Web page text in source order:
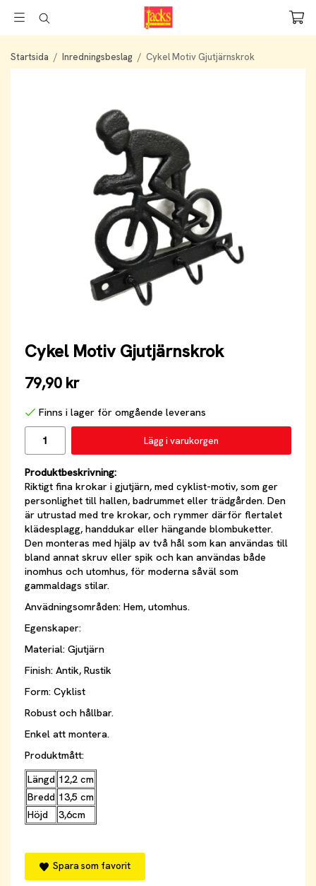
Startsida / Inredningsbeslag / Cykel Motiv Gjutjärnskrok
Cykel Motiv Gjutjärnskrok
79,90 kr
Finns i lager för omgående leverans
Lägg i varukorgen
Produktbeskrivning:
Riktigt fina krokar i gjutjärn, med cyklist-motiv, som ger
personlighet till hallen, badrummet eller trädgården. Den
är utrustad med tre krokar, och rymmer därför flertalet
klädesplagg, handdukar eller hängande blombuketter.
Den monteras med hjälp av två hål som kan användas till
bland annat skruv eller spik och kan användas både
inomhus och utomhus, för moderna såväl som
gammaldags stilar.
Anvädningsområden: Hem, utomhus.
Egenskaper:
Material: Gjutjärn
Finish: Antik, Rustik
Form: Cyklist
Robust och hållbar.
Enkel att montera.
Produktmått:
Längd 12,2 cm
Bredd 13,5 cm
Höjd
3,6cm
Spara som favorit